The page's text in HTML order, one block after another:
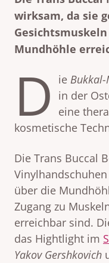
wirksam, da sie
Mundhöhle
D ie Bukkal-
in der
eine
kosmetische
Die Trans Buccal
über die
Zugang zu
erreichbar sind.
das Hightlight im
Yakov Gershkovich